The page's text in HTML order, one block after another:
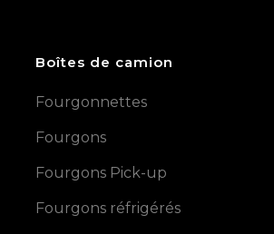
Boîtes de camion
Fourgonnettes
Fourgons
Fourgons Pick-up
Fourgons réfrigérés